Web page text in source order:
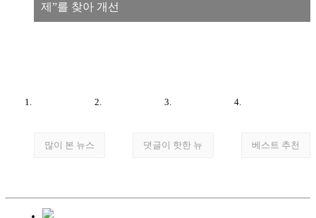
제”를 찾아 개선
많이 본 뉴스 댓글이 핫한 뉴 베스트 추천